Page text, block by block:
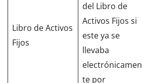
Libro de Activos
Fijos
del Libro de
Activos Fijos si
este ya se
llevaba
electrónicamen
te por